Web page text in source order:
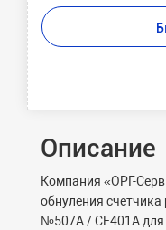
Описание
Компания «ОРГ-
обнуления счетчика
№507A / CE401A